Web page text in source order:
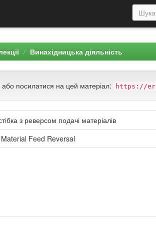
Винахідницька діяльність
посилатися на цей матеріал: https://
з реверсом подачі матеріалів
Feed Reversal